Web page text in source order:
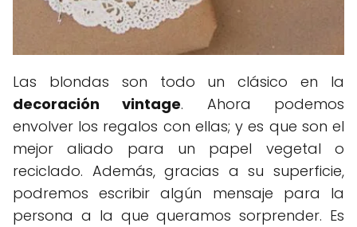
Las blondas son todo un clásico en la
decoración vintage. Ahora podemos
envolver los regalos con ellas; y es que son el
mejor aliado para un papel vegetal o
reciclado. Además, gracias a su superficie,
podremos escribir algún mensaje para la
persona a la que queramos sorprender. Es